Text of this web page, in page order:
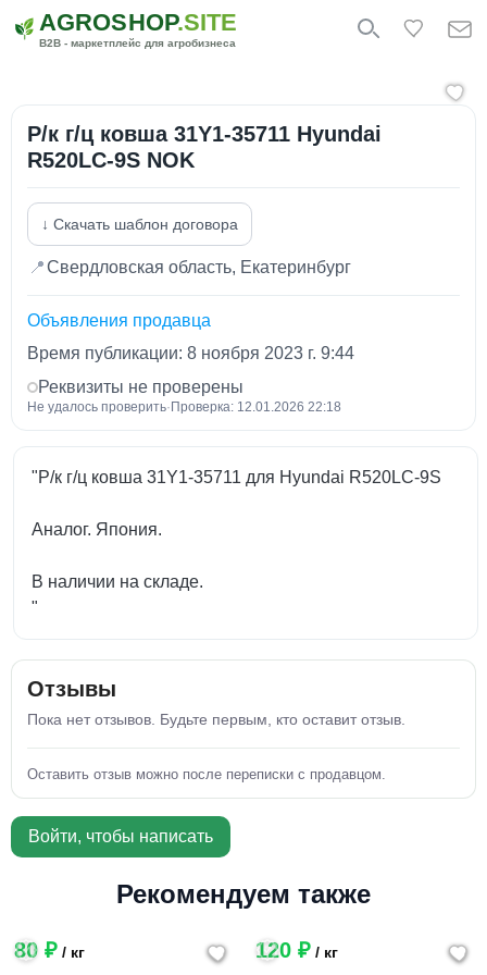
AGROSHOP.SITE
B2B - маркетплейс для агробизнеса
Р/к г/ц ковша 31Y1-35711 Hyundai
R520LC-9S NOK
↓ Скачать шаблон договора
📍Свердловская область, Екатеринбург
Объявления продавца
Время публикации: 8 ноября 2023 г. 9:44
Реквизиты не проверены
Не удалось проверить· Проверка: 12.01.2026 22:18
"Р/к г/ц ковша 31Y1-35711 для Hyundai R520LC-9S
Аналог. Япония.
В наличии на складе.
"
Отзывы
Пока нет отзывов. Будьте первым, кто оставит отзыв.
Оставить отзыв можно после переписки с продавцом.
Войти, чтобы написать
Рекомендуем также
80 ₽ / кг 120 ₽/ кг